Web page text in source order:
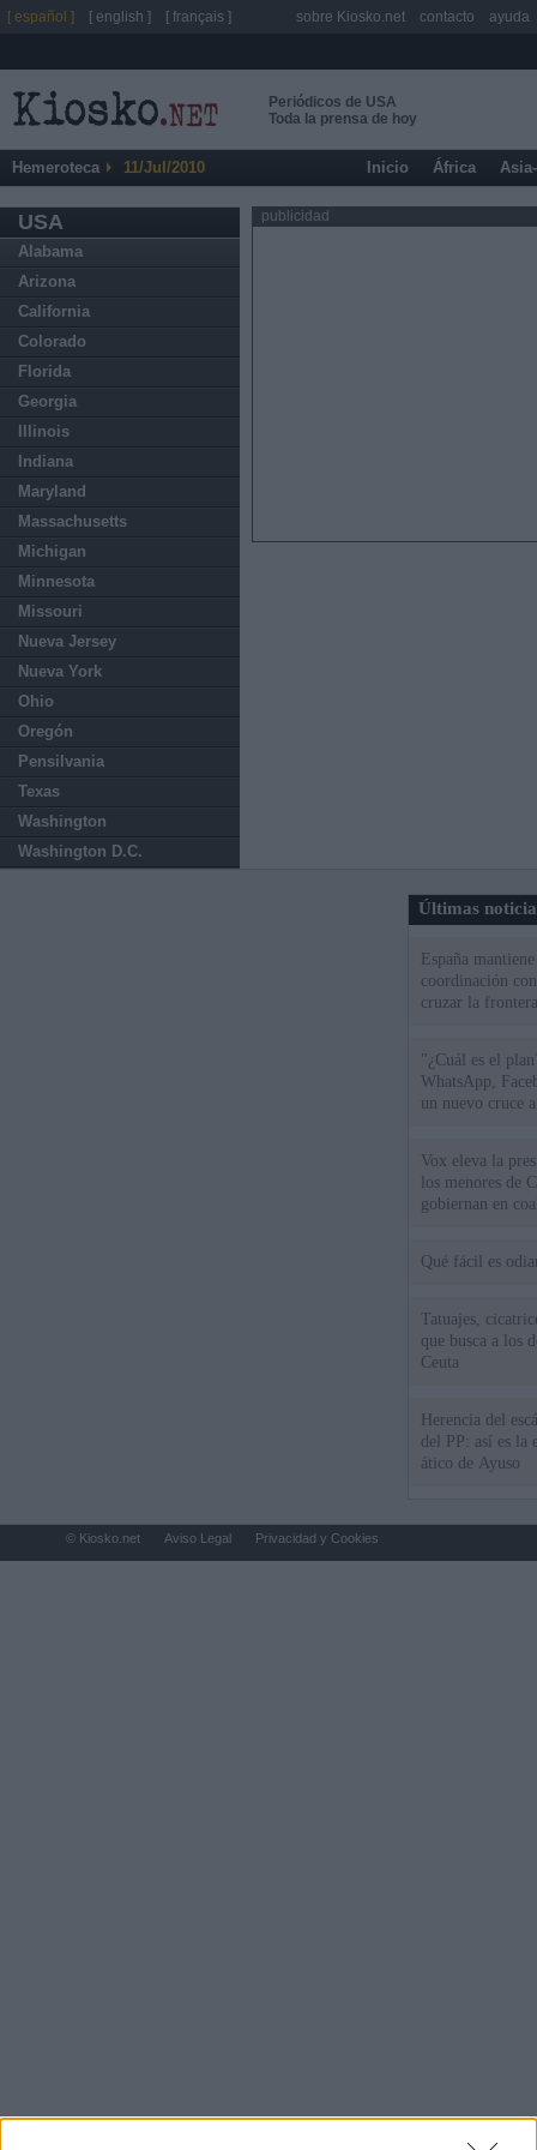
Periódicos de USA
Toda la prensa de hoy
Hemeroteca 11/Jul/2010 Inicio África
USA
Alabama
Arizona
California
Colorado
Florida
Georgia
Illinois
Indiana
Maryland
Massachusetts
Michigan
Minnesota
Missouri
Nueva Jersey
Nueva York
Ohio
Oregón
Pensilvania
Texas
Washington
Washington D.C.
publicidad
Últimas
España
coordinación
cruzar la
"¿Cuál es el
WhatsApp,
un nuevo cruce
Vox eleva la
los menores de
gobiernan en
Qué fácil es
Tatuajes,
que busca a los
Ceuta
Herencia del
del PP: así es la
ático de Ayuso
[ español ] [ english ] [ français ] sobre Kiosko.net contacto ayuda
© Kiosko.net Aviso Legal Privacidad y Cookies